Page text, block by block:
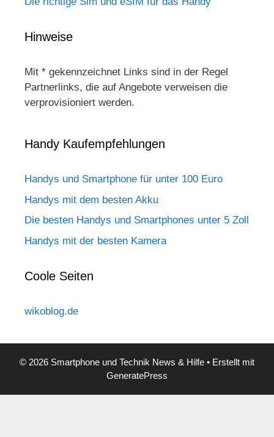
Hinweise
Mit * gekennzeichnet Links sind in der Regel
Partnerlinks, die auf Angebote verweisen die
verprovisioniert werden.
Handy Kaufempfehlungen
Handys und Smartphone für unter 100 Euro
Handys mit dem besten Akku
Die besten Handys und Smartphones unter 5 Zoll
Handys mit der besten Kamera
Coole Seiten
wikoblog.de
© 2026 Smartphone und Technik News & Hilfe • Erstellt mit
GeneratePress